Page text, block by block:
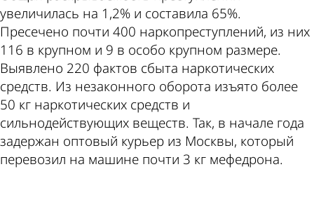
увеличилась на 1,2% и составила 65%.
Пресечено почти 400 наркопреступлений, из них
116 в крупном и 9 в особо крупном размере.
Выявлено 220 фактов сбыта наркотических
средств. Из незаконного оборота изъято более
50 кг наркотических средств и
сильнодействующих веществ. Так, в начале года
задержан оптовый курьер из Москвы, который
перевозил на машине почти 3 кг мефедрона.